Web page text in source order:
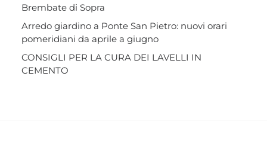
Brembate di Sopra
Arredo giardino a Ponte San Pietro: nuovi orari
pomeridiani da aprile a giugno
CONSIGLI PER LA CURA DEI LAVELLI IN
CEMENTO